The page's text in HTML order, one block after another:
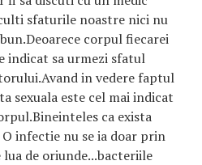
sfaturile noastre nici nu
corpul fiecarei
indicat sa urmezi sfatul
in vedere faptul
sexuala este cel mai indicat
ca exista
infectie nu se ia doar prin
de oriunde...bacteriile